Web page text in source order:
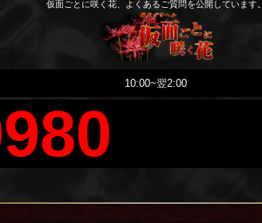
仮面ごとに咲く花、よくあるご質問を公開しています。
10:00~翌2:00